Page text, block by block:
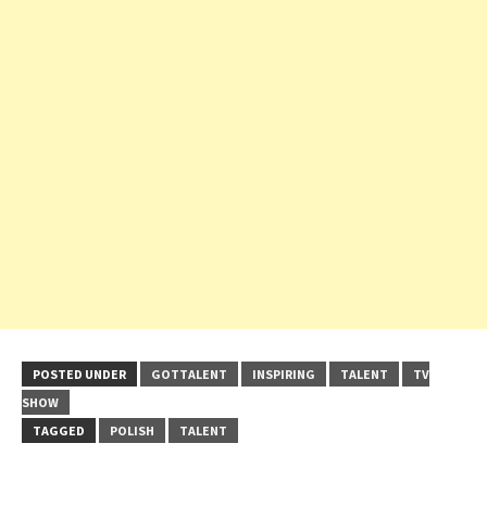
POSTED UNDER GOTTALENT INSPIRING TALENT
TV
SHOW
TAGGED
POLISH TALENT